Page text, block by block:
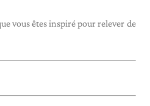
vous êtes inspiré pour relever de